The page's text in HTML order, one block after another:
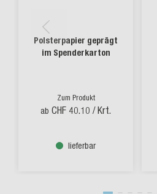
Polsterpapier geprägt
im Spenderkarton
Zum Produkt
ab CHF 40.10 / Krt.
lieferbar